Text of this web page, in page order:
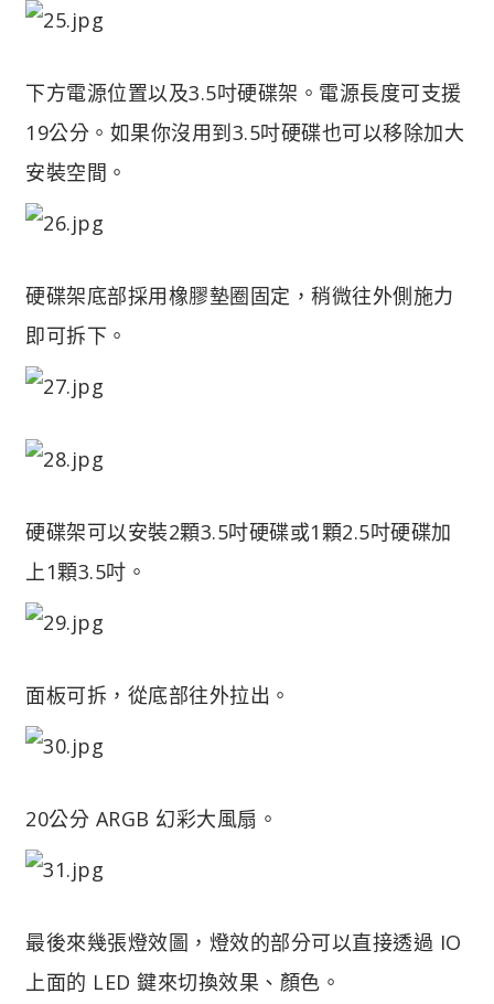
下方電源位置以及3.5吋硬碟架。電源長度可支援
19公分。如果你沒用到3.5吋硬碟也可以移除加大
安裝空間。
硬碟架底部採用橡膠墊圈固定，稍微往外側施力
即可拆下。
硬碟架可以安裝2顆3.5吋硬碟或1顆2.5吋硬碟加
上1顆3.5吋。
面板可拆，從底部往外拉出。
20公分 ARGB 幻彩大風扇。
最後來幾張燈效圖，燈效的部分可以直接透過 IO
上面的 LED 鍵來切換效果、顏色。